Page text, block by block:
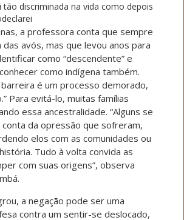
tão discriminada na vida como depois
a professora conta que sempre
avós, mas que levou anos para
como “descendente” e
como indígena também.
é um processo demorado,
Para evitá-lo, muitas famílias
essa ancestralidade. “Alguns se
da opressão que sofreram,
elos com as comunidades ou
Tudo à volta convida as
com suas origens”, observa
a negação pode ser uma
contra um sentir-se deslocado,